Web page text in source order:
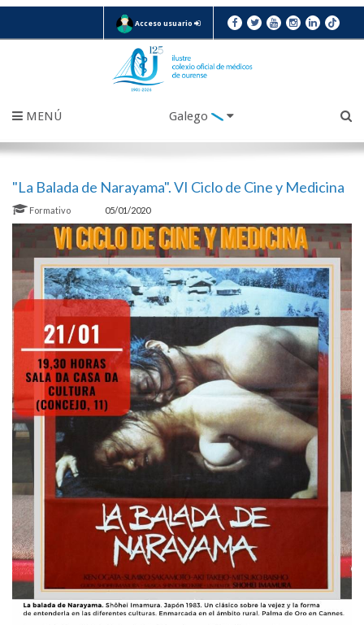
Acceso usuario
MENÚ Galego
"La Balada de Narayama". VI Ciclo de Cine y Medicina
Formativo 05/01/2020